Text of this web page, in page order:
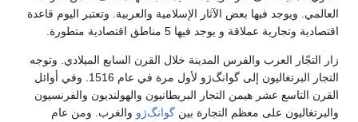
ويوجد فيها بعض الآثار الإسلامية والعربية. وتعتبر اليوم قاعدة
وتجارية عملاقة و يوجد فيها 5 مناطق اقتصادية متطورة.
العرب والفرس المدينة خلال القرن السابع الميلادي. وتوجه
التجار البرتغاليون إلى گوانگ‌ژو لأول مرة في عام 1516. وفي أوائل
التاسع عشر هيمن التجار البريطانيون والهولنديون والفرنسيون
على معظم التجارة بينگوانگ‌ژو والغرب. ومن عام